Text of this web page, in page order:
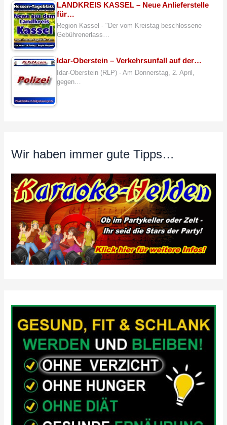
LANDKREIS KASSEL – Neue Anlieferstelle
für…
Region Kassel - "Der vom Kreistag beschlossene
Gebührenerlass…
Idar-Oberstein – Verkehrsunfall auf der…
Idar-Oberstein (RLP) - Am Donnerstag, 2. April,
gegen…
Wir haben immer gute Tipps…